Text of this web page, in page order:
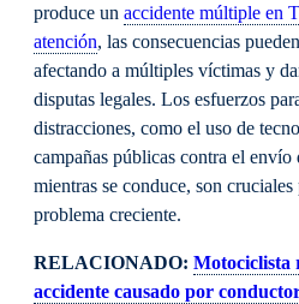
produce un accidente múltiple en
atención, las consecuencias
afectando a múltiples víctimas y
disputas legales. Los esfuerzos
distracciones, como el uso de
campañas públicas contra el envío
mientras se conduce, son
problema creciente.
RELACIONADO: Motociclista
accidente causado por